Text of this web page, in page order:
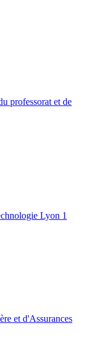
professorat et de
Lyon 1
et d'Assurances